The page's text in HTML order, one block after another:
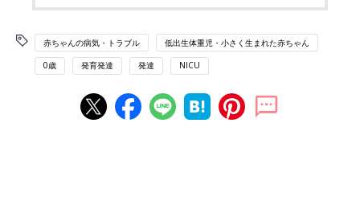
赤ちゃんの病気・トラブル 低出生体重児・小さく生まれた赤ちゃん
0歳 発育発達 発達 NICU